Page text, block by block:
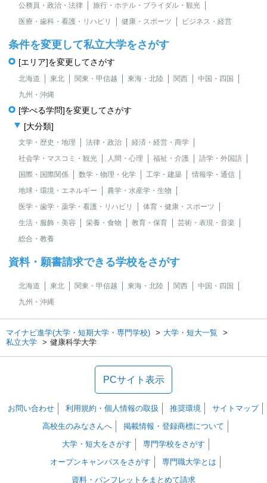
公務員・政治・法律
旅行・ホテル・ブライダル・観光
医療・歯科・看護・リハビリ
健康・スポーツ ビジネス・経営
条件を変更して私立大学をさがす
[エリア]を変更してさがす
北海道 東北 関東・甲信越 東海・北陸 関西
中国・四国
九州・沖縄
[学べる学問]を変更してさがす
[大分類]
文学・歴史・地理 法律・政治
経済・経営・商学
社会学・マスコミ・観光
人間・心理 福祉・介護
語学・外国語
国際・国際関係
数学・物理・化学 工学・建築
情報学・通信
地球・環境・エネルギー
農学・水産学・生物
医学・歯学・薬学・看護・リハビリ
体育・健康・スポーツ
生活・服飾・美容
栄養・食物 教育・保育
芸術・表現・音楽
総合・教養
資料・願書請求できる学校をさがす
北海道 東北 関東・甲信越 東海・北陸 関西
中国・四国
九州・沖縄
マイナビ進学(大学・短期大学・専門学校)
大学・短大一覧
私立大学
健康科学大学
PCサイト表示
お問い合わせ 利用規約・個人情報の取扱 推奨環境
サイトマップ
高校生のみなさんへ
掲載情報・登録商標について
大学・短大をさがす
専門学校をさがす
オープンキャンパスをさがす
専門職大学とは
資料・パンフレットをまとめて請求